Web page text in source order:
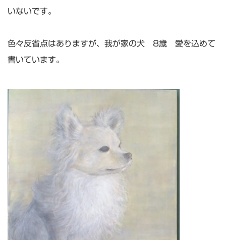
いないです。
色々反省点はありますが、我が家の犬 8歳 愛を込めて
書いています。